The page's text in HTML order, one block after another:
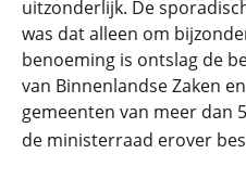
uitzonderlijk. De
was dat alleen om
benoeming is ontslag de
van Binnenlandse Zaken
gemeenten van meer dan
de ministerraad erover